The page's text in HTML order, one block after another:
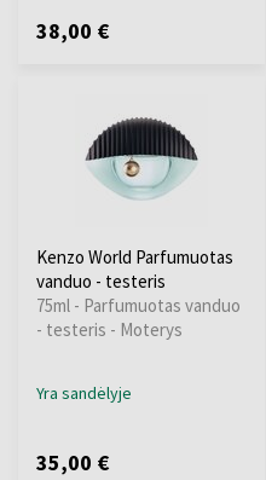
38,00 €
Kenzo World Parfumuotas
vanduo - testeris
75ml - Parfumuotas vanduo
- testeris - Moterys
Yra sandėlyje
35,00 €